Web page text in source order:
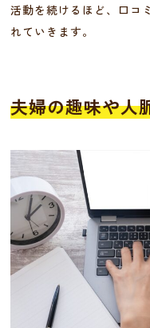
活動を続けるほど、口コ
れていきます。
夫婦の趣味や人